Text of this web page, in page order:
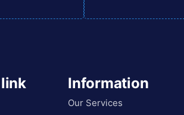
Information
Our Services